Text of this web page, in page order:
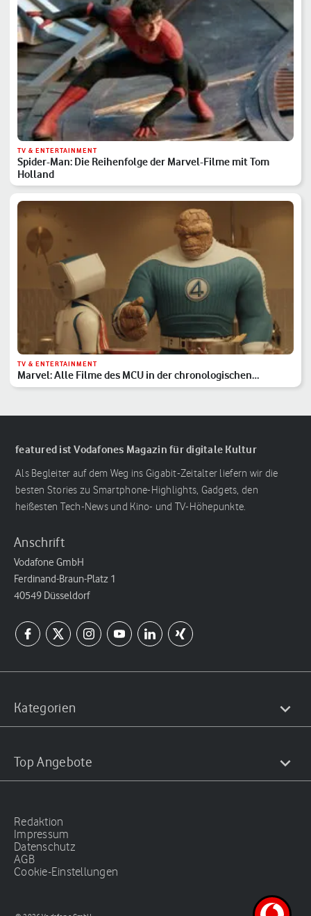
TV & ENTERTAINMENT
Spider-Man: Die Reihenfolge der Marvel-Filme mit Tom
Holland
TV & ENTERTAINMENT
Marvel: Alle Filme des MCU in der chronologischen
Reihenfolge
featured ist Vodafones Magazin für digitale Kultur
Als Begleiter auf dem Weg ins Gigabit-Zeitalter liefern wir die
besten Stories zu Smartphone-Highlights, Gadgets, den
heißesten Tech-News und Kino- und TV-Höhepunkte.
Anschrift
Vodafone GmbH
Ferdinand-Braun-Platz 1
40549 Düsseldorf
Kategorien
Top Angebote
Redaktion
Impressum
Datenschutz
AGB
Cookie-Einstellungen